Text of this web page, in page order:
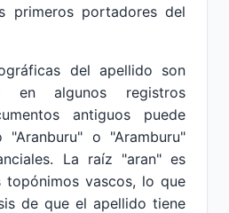
primeros portadores del
del apellido son
en algunos registros
antiguos puede
"Aranburu" o "Aramburu"
La raíz "aran" es
topónimos vascos, lo que
de que el apellido tiene